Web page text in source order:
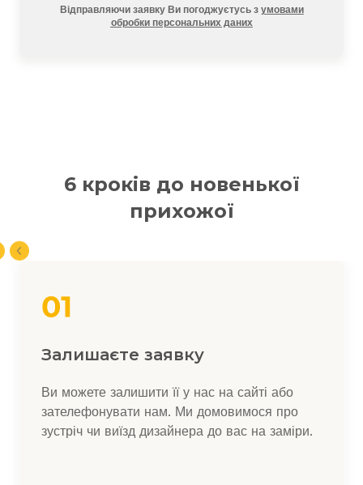
Відправляючи заявку Ви погоджуєтусь з умовами
обробки персональних даних
6 кроків до новенької
прихожої
Залишаєте заявку
Ви можете залишити її у нас на сайті або
зателефонувати нам. Ми домовимося про
зустріч чи виїзд дизайнера до вас на заміри.